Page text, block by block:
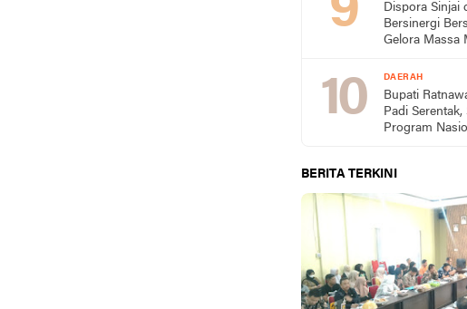
Dispora Sinjai
Bersinergi
Gelora Massa
DAERAH
Bupati
Padi
Program
BERITA TERKINI